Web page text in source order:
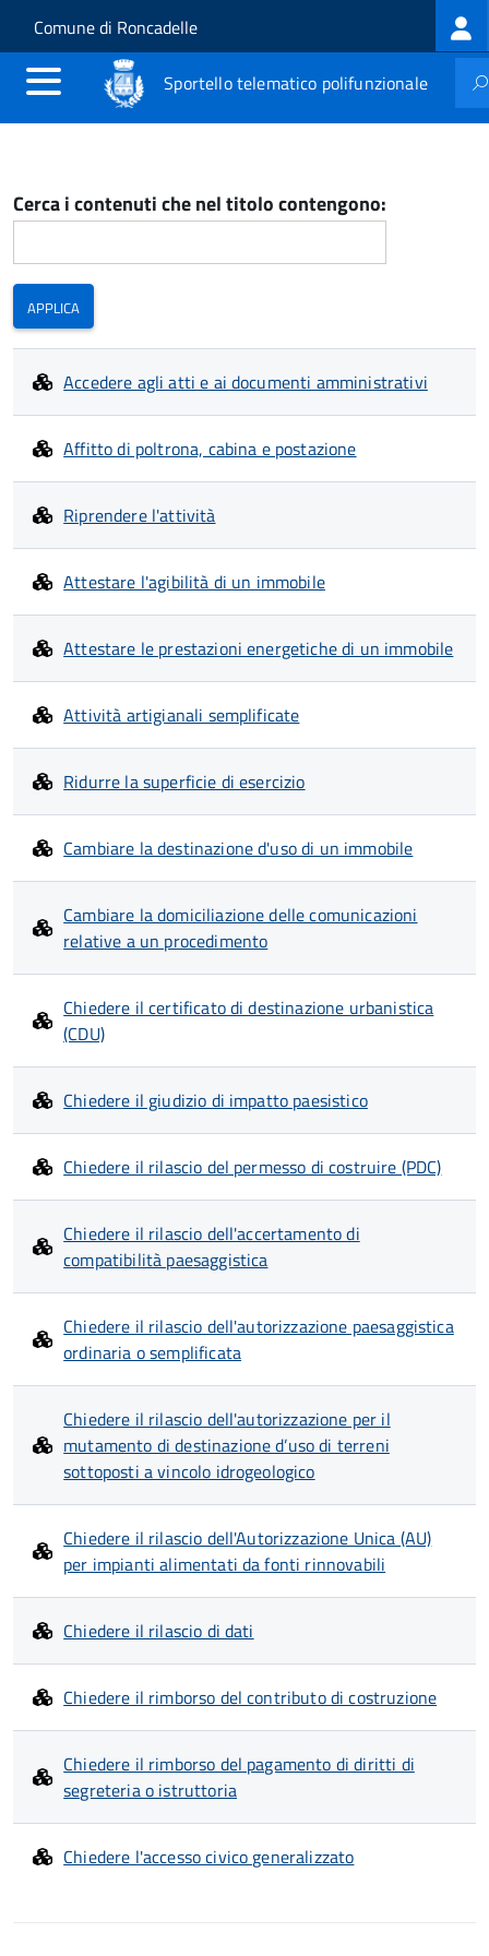
Salta al contenuto principale
Skip to site navigation
Comune di Roncadelle
Sportello telematico polifunzionale
Cerca i contenuti che nel titolo contengono:
Accedere agli atti e ai documenti amministrativi
Affitto di poltrona, cabina e postazione
Riprendere l'attività
Attestare l'agibilità di un immobile
Attestare le prestazioni energetiche di un immobile
Attività artigianali semplificate
Ridurre la superficie di esercizio
Cambiare la destinazione d'uso di un immobile
Cambiare la domiciliazione delle comunicazioni
relative a un procedimento
Chiedere il certificato di destinazione urbanistica
(CDU)
Chiedere il giudizio di impatto paesistico
Chiedere il rilascio del permesso di costruire (PDC)
Chiedere il rilascio dell'accertamento di
compatibilità paesaggistica
Chiedere il rilascio dell'autorizzazione paesaggistica
ordinaria o semplificata
Chiedere il rilascio dell'autorizzazione per il
mutamento di destinazione d’uso di terreni
sottoposti a vincolo idrogeologico
Chiedere il rilascio dell'Autorizzazione Unica (AU)
per impianti alimentati da fonti rinnovabili
Chiedere il rilascio di dati
Chiedere il rimborso del contributo di costruzione
Chiedere il rimborso del pagamento di diritti di
segreteria o istruttoria
Chiedere l'accesso civico generalizzato